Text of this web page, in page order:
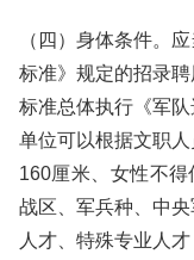
（四）身体条件。
标准》规定的招录
标准总体执行《军
单位可以根据文职
160厘米、女性不得
战区、军兵种、中
人才、特殊专业人